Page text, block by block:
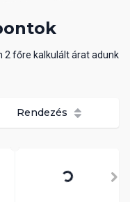
2 főre kalkulált árat adunk
Rendezés